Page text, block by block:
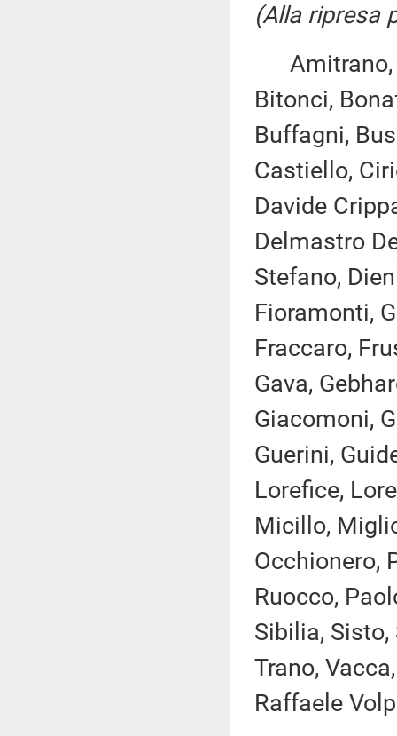
(Alla ripresa
Amitrano,
Bitonci,
Buffagni,
Castiello,
Davide
Delmastro
Stefano,
Fioramonti,
Fraccaro,
Gava,
Giacomoni,
Guerini,
Lorefice,
Micillo,
Occhionero,
Ruocco,
Sibilia, Sisto,
Trano,
Raffaele